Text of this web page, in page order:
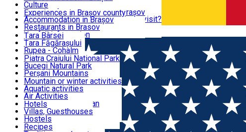
Română
DESTINATIONS
NATURE
ACTIVE TOURISM
ACCOMMODATION
CULTURAL HERITAGE
Brașov Tourism Recommendations
Historical tourist attractions
What would a local recommend to visit?
Tourism news Brașov
Restaurants
Culture
Tourist Information Center - Brașov
Accommodation in Brașov
Restaurants in Brasov
Usefull information
Experiences in Brașov county
Țara Bârsei
Țara Făgărașului
Rupea - Cohalm
ECO Destinations
Piatra Craiului National Park
Bucegi Natural Park
Perșani Mountains
Făgăraș Mountains
Postăvarul Peak
Măgura Codlei
Ciucaș Mountains
Protected areas
Other natural attractions
Speoturism
Mountain or winter activities
Aquatic activities
Air Activities
Adventure, Equestrian
Cycling, Running
Other activities
Hotels
Villas, Guesthouses
Hostels
Cottages
Recipes